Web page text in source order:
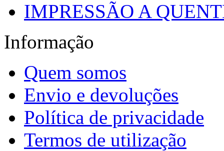
IMPRESSÃO A
Informação
Quem somos
Envio e devoluções
Política de privacidade
Termos de utilização